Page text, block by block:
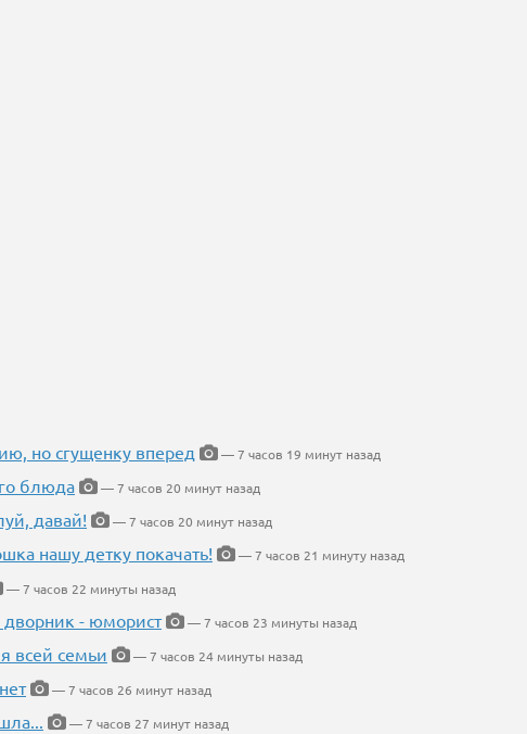
но сгущенку вперед
— 7 часов 19 минут назад
блюда
— 7 часов 20 минут назад
давай!
— 7 часов 20 минут назад
нашу детку покачать!
— 7 часов 21 минуту назад
— 7 часов 22 минуты назад
дворник - юморист
— 7 часов 23 минуты назад
всей семьи
— 7 часов 24 минуты назад
— 7 часов 26 минут назад
— 7 часов 27 минут назад